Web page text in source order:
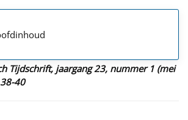
Tijdschrift, jaargang 23, nummer 1 (mei
40